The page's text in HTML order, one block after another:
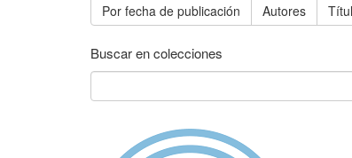
Por fecha de publicación Autores
Buscar en colecciones